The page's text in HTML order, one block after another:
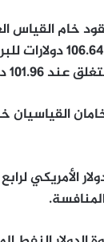
القياسيان